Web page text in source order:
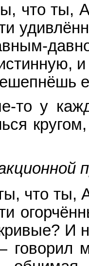
что ты,
у
что ты,
И
говорил